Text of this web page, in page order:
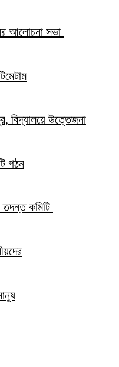
আলোচনা সভা
বিদ্যালয়ে উত্তেজনা
গঠন
কমিটি